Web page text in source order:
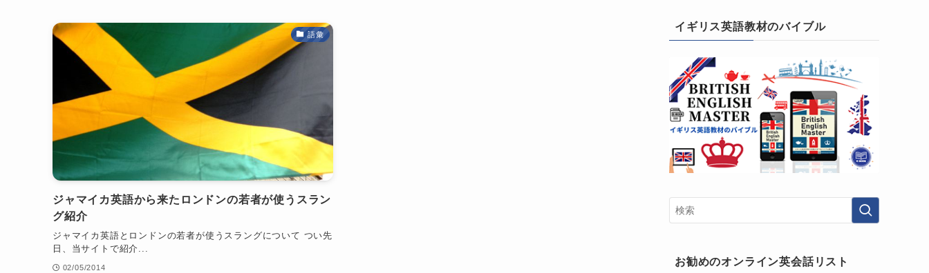
語彙
ジャマイカ英語から来たロンドンの若者が使うスラン
グ紹介
ジャマイカ英語とロンドンの若者が使うスラングについて つい先
日、当サイトで紹介...
02/05/2014
イギリス英語教材のバイブル
お勧めのオンライン英会話リスト